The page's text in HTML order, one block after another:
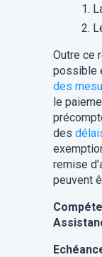
Outre ce
possible
des
le
des
remise
peuvent